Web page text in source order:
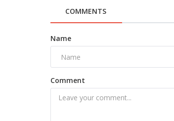
COMMENTS
Name
Comment